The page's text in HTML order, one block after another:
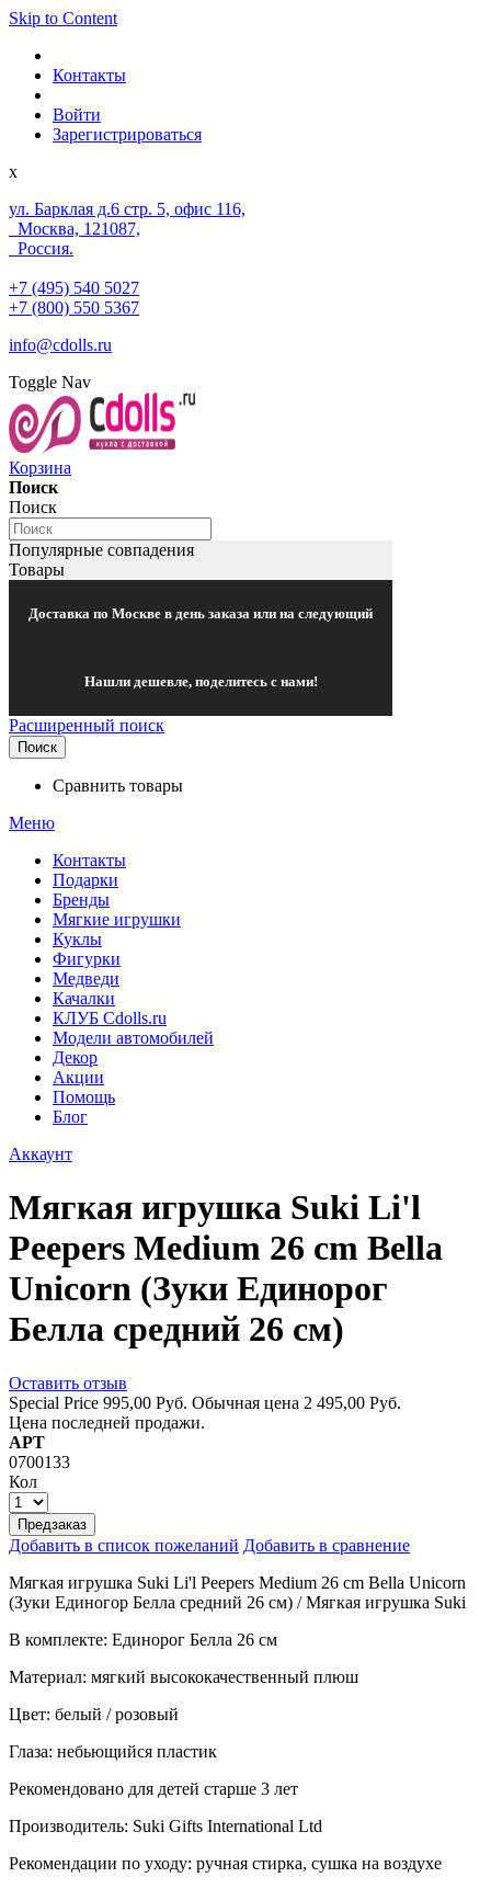
Skip to Content
Контакты
Войти
Зарегистрироваться
x
ул. Барклая д.6 стр. 5, офис 116,
Москва, 121087,
Россия.
+7 (495) 540 5027
+7 (800) 550 5367
info@cdolls.ru
Toggle Nav
Корзина
Поиск
Поиск
Популярные совпадения
Товары
Доставка по Москве в день заказа или на следующий
Нашли дешевле, поделитесь с нами!
Расширенный поиск
Поиск
Сравнить товары
Меню
Контакты
Подарки
Бренды
Мягкие игрушки
Куклы
Фигурки
Медведи
Качалки
КЛУБ Cdolls.ru
Модели автомобилей
Декор
Акции
Помощь
Блог
Аккаунт
Мягкая игрушка Suki Li'l
Peepers Medium 26 cm Bella
Unicorn (Зуки Единорог
Белла средний 26 см)
Оставить отзыв
Special Price 995,00 Руб. Обычная цена 2 495,00 Руб.
Цена последней продажи.
АРТ
0700133
Кол
Предзаказ
Добавить в список пожеланий Добавить в сравнение
Мягкая игрушка Suki Li'l Peepers Medium 26 cm Bella Unicorn
(Зуки Единогор Белла средний 26 см) / Мягкая игрушка Suki
В комплекте: Единорог Белла 26 см
Материал: мягкий высококачественный плюш
Цвет: белый / розовый
Глаза: небьющийся пластик
Рекомендовано для детей старше 3 лет
Производитель: Suki Gifts International Ltd
Рекомендации по уходу: ручная стирка, сушка на воздухе